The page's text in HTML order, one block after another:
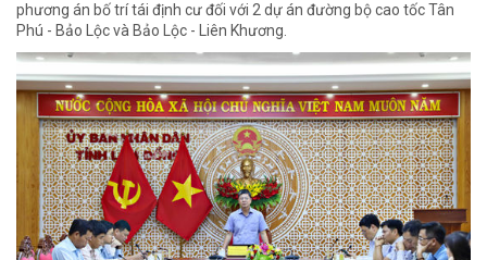
phương án bố trí tái định cư đối với 2 dự án đường bộ cao tốc Tân
Phú - Bảo Lộc và Bảo Lộc - Liên Khương.